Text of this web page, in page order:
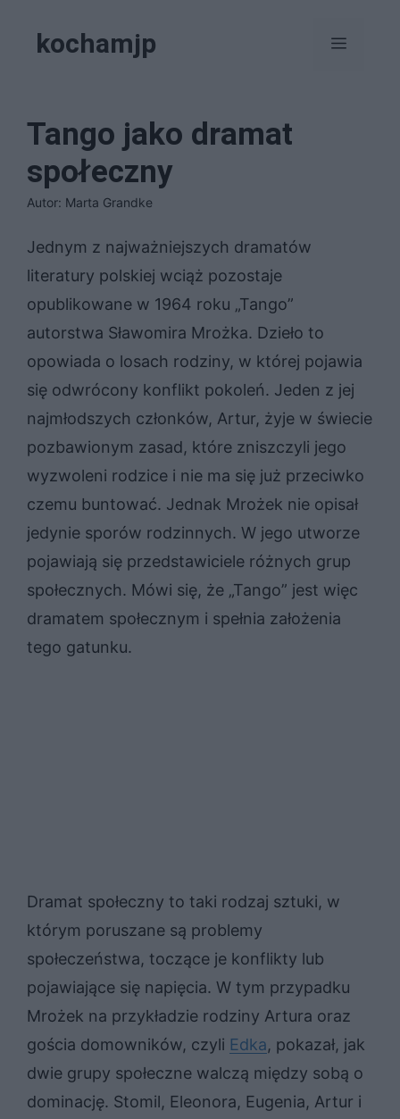
kochamjp Menu
Tango jako dramat
społeczny
Autor: Marta Grandke
Jednym z najważniejszych dramatów
literatury polskiej wciąż pozostaje
opublikowane w 1964 roku „Tango”
autorstwa Sławomira Mrożka. Dzieło to
opowiada o losach rodziny, w której pojawia
się odwrócony konflikt pokoleń. Jeden z jej
najmłodszych członków, Artur, żyje w świecie
pozbawionym zasad, które zniszczyli jego
wyzwoleni rodzice i nie ma się już przeciwko
czemu buntować. Jednak Mrożek nie opisał
jedynie sporów rodzinnych. W jego utworze
pojawiają się przedstawiciele różnych grup
społecznych. Mówi się, że „Tango” jest więc
dramatem społecznym i spełnia założenia
tego gatunku.
Dramat społeczny to taki rodzaj sztuki, w
którym poruszane są problemy
społeczeństwa, toczące je konflikty lub
pojawiające się napięcia. W tym przypadku
Mrożek na przykładzie rodziny Artura oraz
gościa domowników, czyli Edka, pokazał, jak
dwie grupy społeczne walczą między sobą o
dominację. Stomil, Eleonora, Eugenia, Artur i